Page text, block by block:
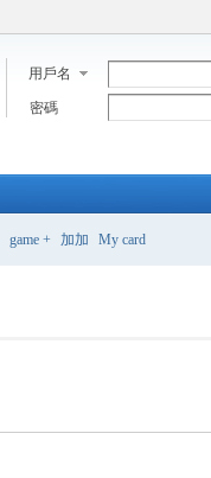
用戶名
密碼
game + 加加 My card